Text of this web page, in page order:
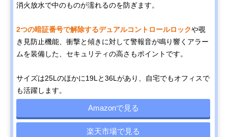
消火放水で中のものが濡れるのを防ぎます。
2つの暗証番号で解除するデュアルコントロールロックや覗
き見防止機能、衝撃と傾きに対して警報音が鳴り響くアラー
ムを装備した、セキュリティの高さもポイントです。
サイズは25Lのほかに19Lと36Lがあり、自宅でもオフィスで
も活躍します。
Amazonで見る
楽天市場で見る